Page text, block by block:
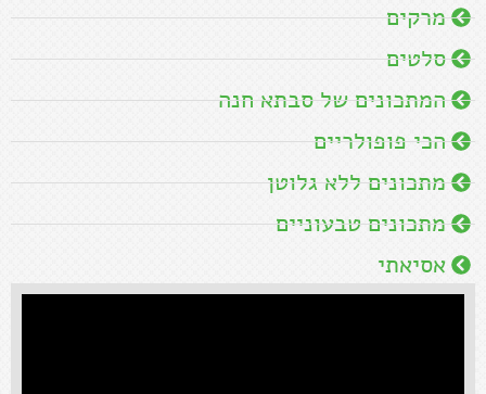
מרקים
סלטים
המתכונים של סבתא חנה
הכי פופולריים
מתכונים ללא גלוטן
מתכונים טבעוניים
אסיאתי